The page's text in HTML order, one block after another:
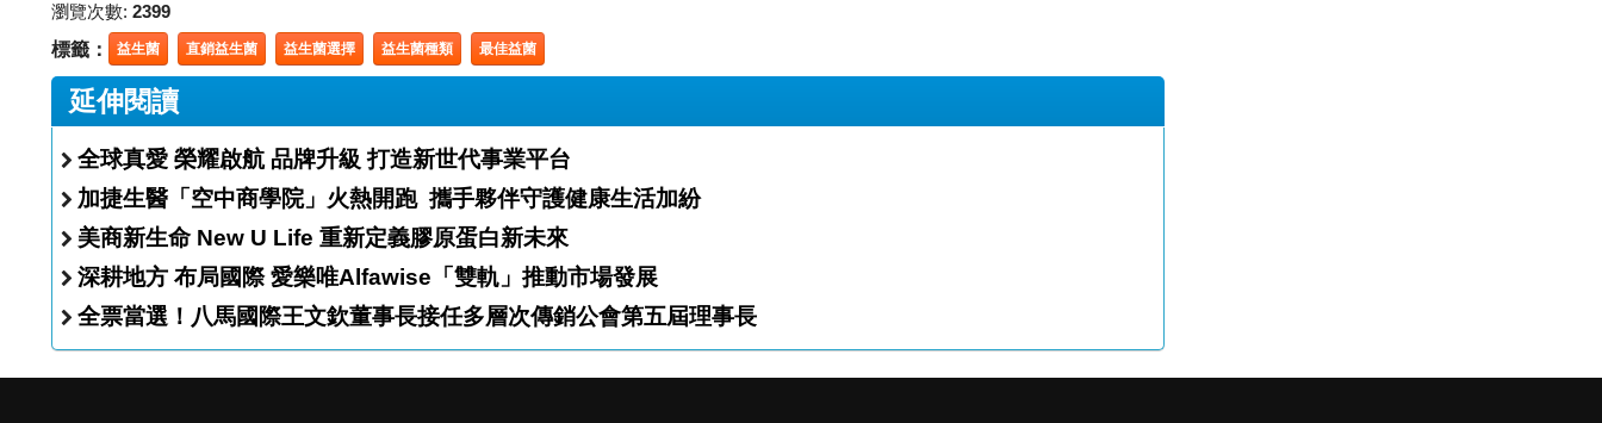
瀏覽次數: 2399
標籤： 益生菌 直銷益生菌 益生菌選擇 益生菌種類 最佳益菌
延伸閱讀
全球真愛 榮耀啟航 品牌升級 打造新世代事業平台
加捷生醫「空中商學院」火熱開跑 攜手夥伴守護健康生活加紛
美商新生命 New U Life 重新定義膠原蛋白新未來
深耕地方 布局國際 愛樂唯Alfawise「雙軌」推動市場發展
全票當選！八馬國際王文欽董事長接任多層次傳銷公會第五屆理事長